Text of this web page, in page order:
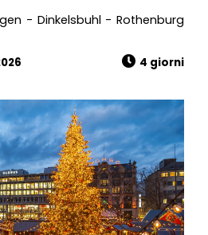
- Dinkelsbuhl - Rothenburg
4 giorni